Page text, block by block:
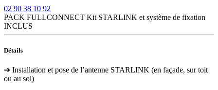
02 90 38 10 92
PACK FULLCONNECT Kit STARLINK et système de fixation
INCLUS
Détails
➔ Installation et pose de l’antenne STARLINK (en façade, sur toit
ou au sol)